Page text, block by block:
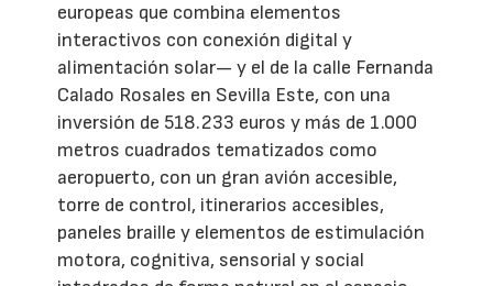
europeas que combina elementos
interactivos con conexión digital y
alimentación solar— y el de la calle Fernanda
Calado Rosales en Sevilla Este, con una
inversión de 518.233 euros y más de 1.000
metros cuadrados tematizados como
aeropuerto, con un gran avión accesible,
torre de control, itinerarios accesibles,
paneles braille y elementos de estimulación
motora, cognitiva, sensorial y social